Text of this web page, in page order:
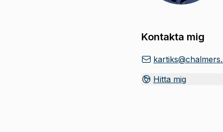
Kontakta mig
Hitta mig